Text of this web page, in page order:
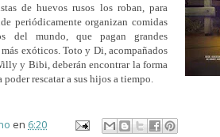
de huevos rusos los roban, para
periódicamente organizan comidas
del mundo, que pagan grandes
exóticos. Toto y Di, acompañados
y Bibi, deberán encontrar la forma
rescatar a sus hijos a tiempo.
en 6:20